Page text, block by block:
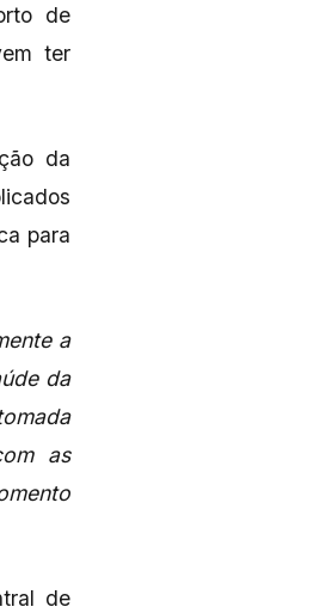
de
ter
da
para
a
da
as
de